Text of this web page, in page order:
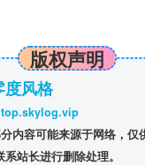
版权声明
度风格
top.skylog.vip
内容可能来源于网络，仅
站长进行删除处理。